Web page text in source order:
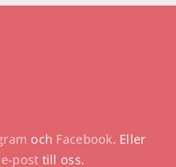
och Facebook. Eller
e-post till oss.